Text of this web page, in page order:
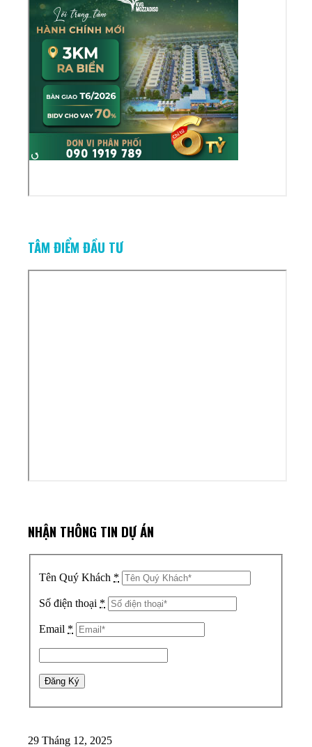
TÂM ĐIỂM ĐẦU TƯ
NHẬN THÔNG TIN DỰ ÁN
Tên Quý Khách *
Số điện thoại *
Email *
29 Tháng 12, 2025